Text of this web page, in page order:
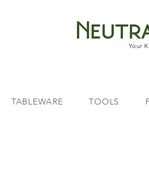
Your
TABLEWARE TOOLS